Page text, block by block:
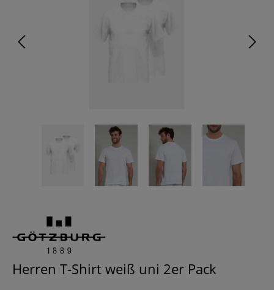
Herren T-Shirt weiß uni 2er Pack